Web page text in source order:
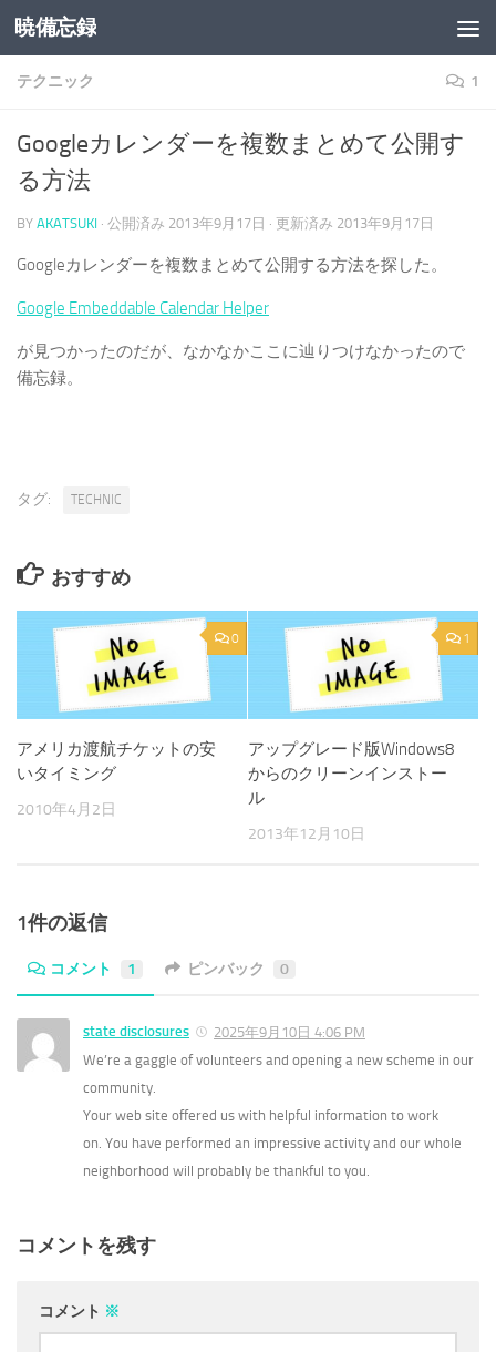
コンテンツへスキップ
暁備忘録
テクニック 1
Googleカレンダーを複数まとめて公開す
る方法
BY AKATSUKI · 公開済み 2013年9月17日 · 更新済み 2013年9月17日
Googleカレンダーを複数まとめて公開する方法を探した。
Google Embeddable Calendar Helper
が見つかったのだが、なかなかここに辿りつけなかったので
備忘録。
タグ: TECHNIC
おすすめ
0
アメリカ渡航チケットの安
いタイミング
2010年4月2日
1
アップグレード版Windows8
からのクリーンインストー
ル
2013年12月10日
1件の返信
コメント 1 ピンバック 0
state disclosures
2025年9月10日 4:06 PM
We’re a gaggle of volunteers and opening a new scheme in our
community.
Your web site offered us with helpful information to work
on. You have performed an impressive activity and our whole
neighborhood will probably be thankful to you.
コメントを残す
コメント ※